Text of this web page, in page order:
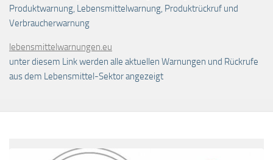
Produktwarnung, Lebensmittelwarnung, Produktrückruf und
Verbraucherwarnung
lebensmittelwarnungen.eu
unter diesem Link werden alle aktuellen Warnungen und Rückrufe
aus dem Lebensmittel-Sektor angezeigt